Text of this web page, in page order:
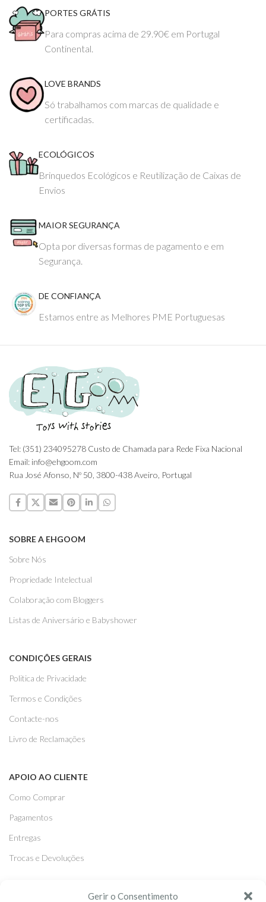
Gerir o Consentimento
PORTES GRÁTIS
Para compras acima de 29.90€ em Portugal
Continental.
LOVE BRANDS
Só trabalhamos com marcas de qualidade e
certificadas.
ECOLÓGICOS
Brinquedos Ecológicos e Reutilização de Caixas de
Envios
MAIOR SEGURANÇA
Opta por diversas formas de pagamento e em
Segurança.
DE CONFIANÇA
Estamos entre as Melhores PME Portuguesas
Tel: (351) 234095278 Custo de Chamada para Rede Fixa Nacional
Email: info@ehgoom.com
Rua José Afonso, Nº 50, 3800-438 Aveiro, Portugal
SOBRE A EHGOOM
Sobre Nós
Propriedade Intelectual
Colaboração com Bloggers
Listas de Aniversário e Babyshower
CONDIÇÕES GERAIS
Politica de Privacidade
Termos e Condições
Contacte-nos
Livro de Reclamações
APOIO AO CLIENTE
Como Comprar
Pagamentos
Entregas
Trocas e Devoluções